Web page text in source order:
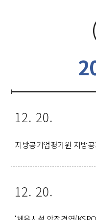
12. 20.
지방공기업평가원 지방
12. 20.